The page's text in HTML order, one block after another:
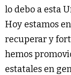
lo debo a esta
Hoy estamos
recuperar y
hemos
estatales en